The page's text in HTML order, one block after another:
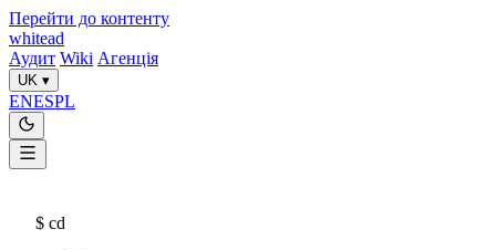
Перейти до контенту
whitead
Аудит Wiki Агенція
UK ▾
ENESPL
$ cd